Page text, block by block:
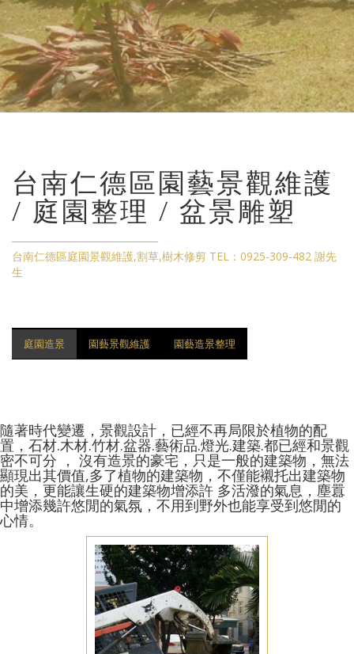
台南仁德區園藝景觀維護
/ 庭園整理 / 盆景雕塑
台南仁德區庭園景觀維護,割草,樹木修剪 TEL：0925-309-482 謝先
生
庭園造景 園藝景觀維護 園藝造景整理
隨著時代變遷，景觀設計，已經不再局限於植物的配
置，石材.木材.竹材.盆器.藝術品.燈光.建築.都已經和景觀
密不可分 ， 沒有造景的豪宅，只是一般的建築物，無法
顯現出其價值,多了植物的建築物，不僅能襯托出建築物
的美，更能讓生硬的建築物增添許 多活潑的氣息，塵囂
中增添幾許悠閒的氣氛，不用到野外也能享受到悠閒的
心情。